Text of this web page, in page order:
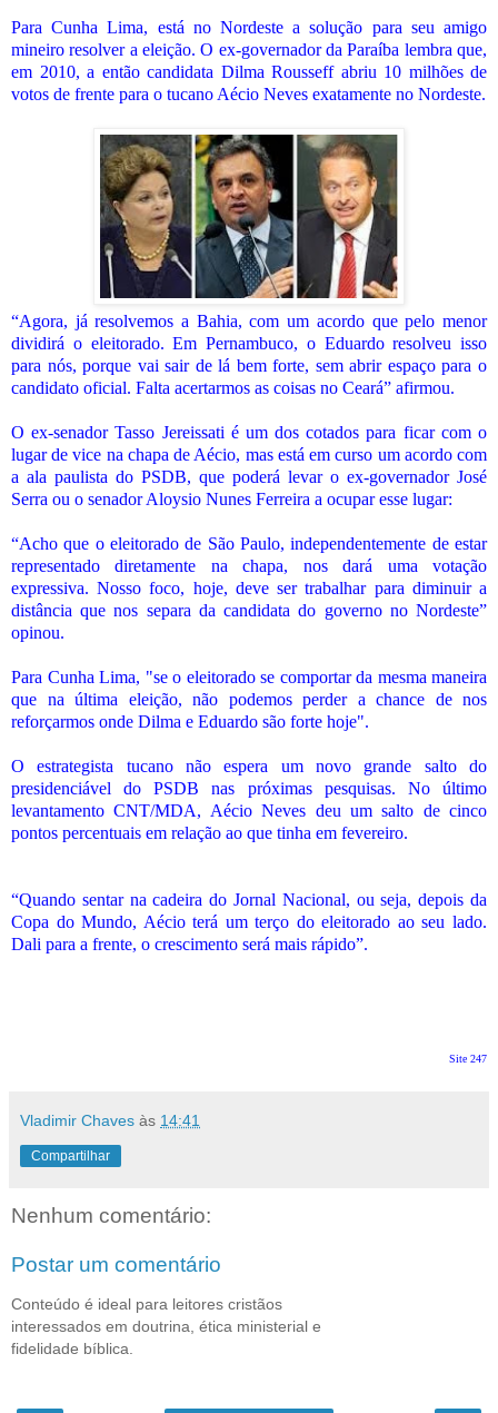
Para Cunha Lima, está no Nordeste a solução para seu amigo
mineiro resolver a eleição. O ex-governador da Paraíba lembra que,
em 2010, a então candidata Dilma Rousseff abriu 10 milhões de
votos de frente para o tucano Aécio Neves exatamente no Nordeste.
“Agora, já resolvemos a Bahia, com um acordo que pelo menor
dividirá o eleitorado. Em Pernambuco, o Eduardo resolveu isso
para nós, porque vai sair de lá bem forte, sem abrir espaço para o
candidato oficial. Falta acertarmos as coisas no Ceará” afirmou.
O ex-senador Tasso Jereissati é um dos cotados para ficar com o
lugar de vice na chapa de Aécio, mas está em curso um acordo com
a ala paulista do PSDB, que poderá levar o ex-governador José
Serra ou o senador Aloysio Nunes Ferreira a ocupar esse lugar:
“Acho que o eleitorado de São Paulo, independentemente de estar
representado diretamente na chapa, nos dará uma votação
expressiva. Nosso foco, hoje, deve ser trabalhar para diminuir a
distância que nos separa da candidata do governo no Nordeste”
opinou.
Para Cunha Lima, "se o eleitorado se comportar da mesma maneira
que na última eleição, não podemos perder a chance de nos
reforçarmos onde Dilma e Eduardo são forte hoje".
O estrategista tucano não espera um novo grande salto do
presidenciável do PSDB nas próximas pesquisas. No último
levantamento CNT/MDA, Aécio Neves deu um salto de cinco
pontos percentuais em relação ao que tinha em fevereiro.
“Quando sentar na cadeira do Jornal Nacional, ou seja, depois da
Copa do Mundo, Aécio terá um terço do eleitorado ao seu lado.
Dali para a frente, o crescimento será mais rápido”.
Site 247
Vladimir Chaves às 14:41
Compartilhar
Nenhum comentário:
Postar um comentário
Conteúdo é ideal para leitores cristãos
interessados em doutrina, ética ministerial e
fidelidade bíblica.